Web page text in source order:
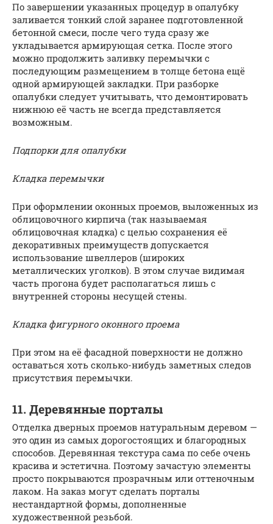
По завершении указанных процедур в опалубку
заливается тонкий слой заранее подготовленной
бетонной смеси, после чего туда сразу же
укладывается армирующая сетка. После этого
можно продолжить заливку перемычки с
последующим размещением в толще бетона ещё
одной армирующей закладки. При разборке
опалубки следует учитывать, что демонтировать
нижнюю её часть не всегда представляется
возможным.
Подпорки для опалубки
Кладка перемычки
При оформлении оконных проемов, выложенных из
облицовочного кирпича (так называемая
облицовочная кладка) с целью сохранения её
декоративных преимуществ допускается
использование швеллеров (широких
металлических уголков). В этом случае видимая
часть прогона будет располагаться лишь с
внутренней стороны несущей стены.
Кладка фигурного оконного проема
При этом на её фасадной поверхности не должно
оставаться хоть сколько-нибудь заметных следов
присутствия перемычки.
11. Деревянные порталы
Отделка дверных проемов натуральным деревом —
это один из самых дорогостоящих и благородных
способов. Деревянная текстура сама по себе очень
красива и эстетична. Поэтому зачастую элементы
просто покрываются прозрачным или оттеночным
лаком. На заказ могут сделать порталы
нестандартной формы, дополненные
художественной резьбой.